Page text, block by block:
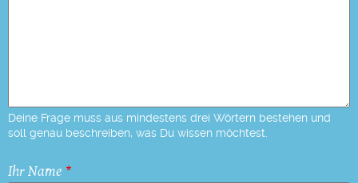
Deine Frage muss aus mindestens drei Wörtern bestehen und
soll genau beschreiben, was Du wissen möchtest.
Ihr Name